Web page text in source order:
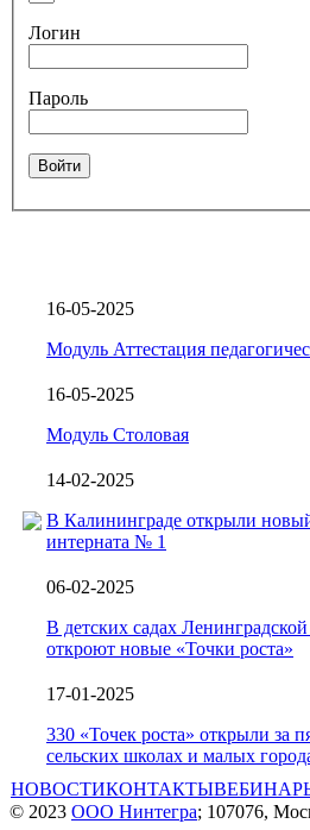
Логин
Пароль
Войти
16-05-2025
Модуль Аттестация
16-05-2025
Модуль Столовая
14-02-2025
В Калининграде открыли
интерната № 1
06-02-2025
В детских садах Ленинградской
откроют новые «Точки роста»
17-01-2025
330 «Точек роста» открыли за
сельских школах и малых
НОВОСТИКОНТАКТЫ
© 2023 ООО Нинтегра; 107076,